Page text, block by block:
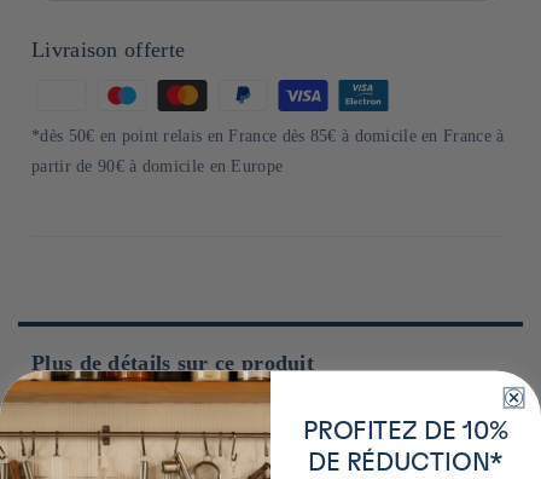
Livraison offerte
de
paiement
*dès 50€ en point relais en France dès 85€ à domicile en France à
partir de 90€ à domicile en Europe
Plus de détails sur ce produit
En savoir plus sur le producteur
​Fugane Seifun est un moulin japonais spécialisé dans la
Instructions
PROFITEZ DE 10%
DE RÉDUCTION*